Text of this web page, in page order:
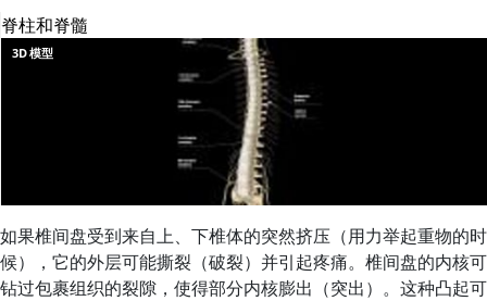
脊柱和脊髓
3D 模型
如果椎间盘受到来自上、下椎体的突然挤压（用力举起重物的时
候），它的外层可能撕裂（破裂）并引起疼痛。椎间盘的内核可
钻过包裹组织的裂隙，使得部分内核膨出（突出）。这种凸起可